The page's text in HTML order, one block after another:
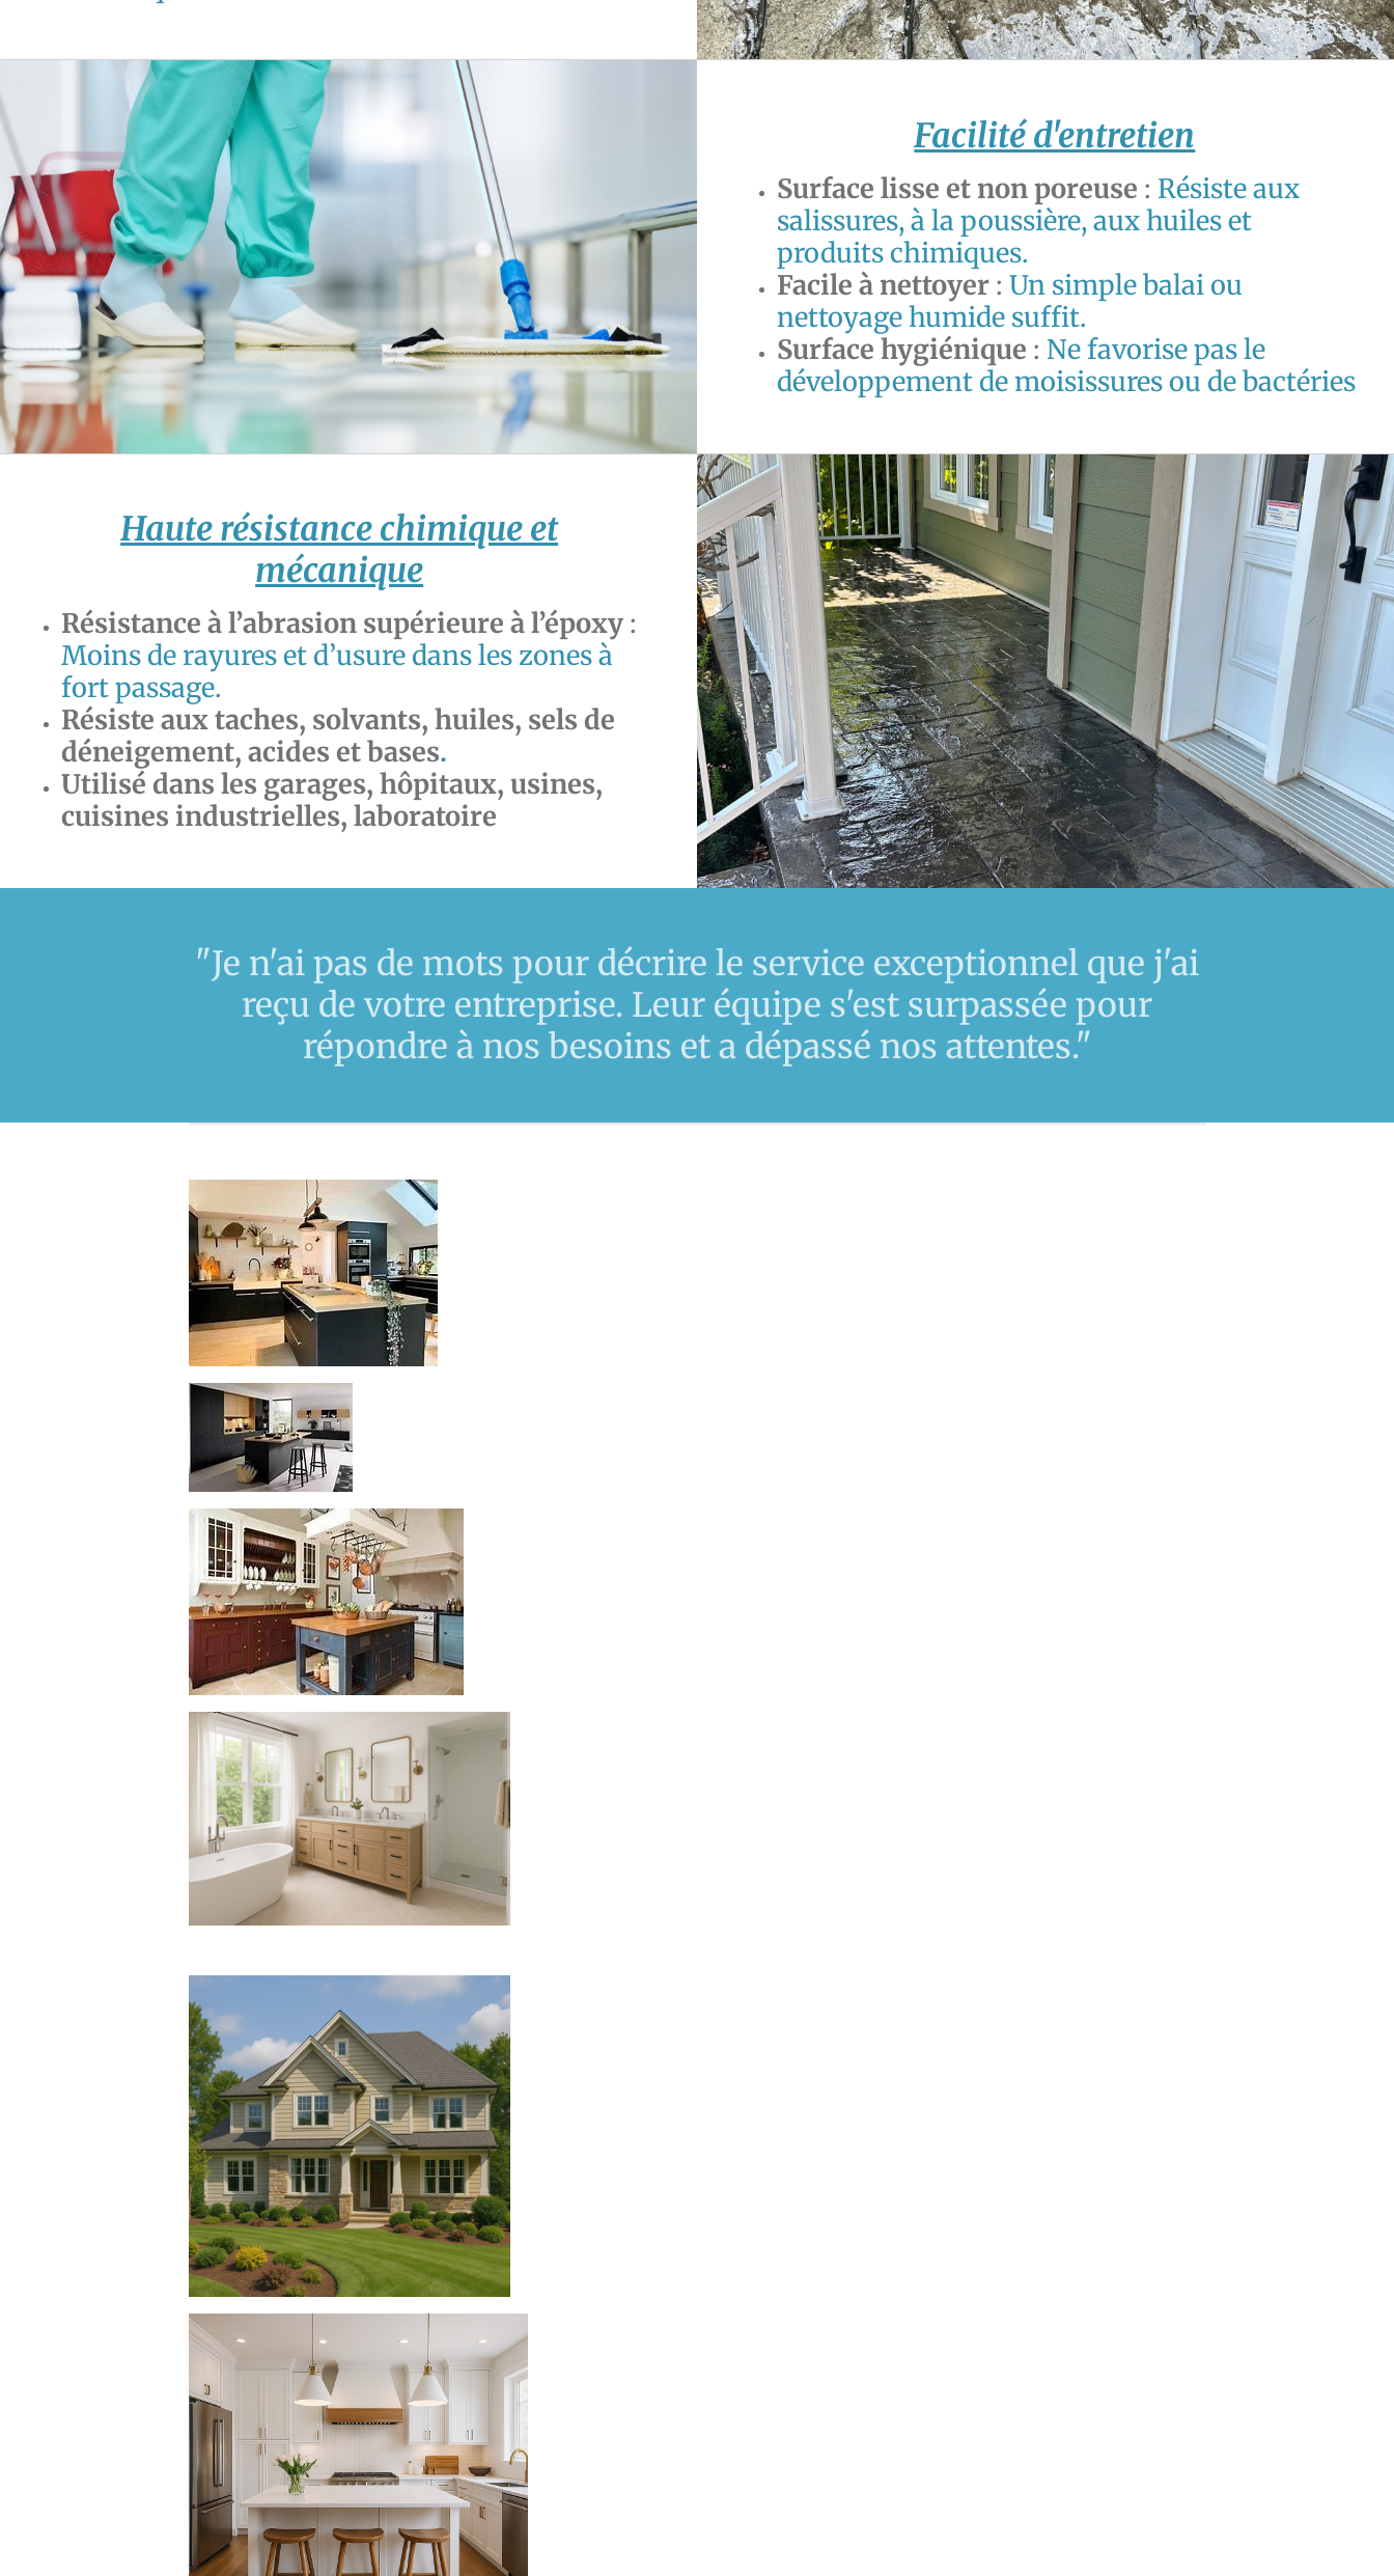
Facilité d'entretien
Surface lisse et non poreuse : Résiste aux
salissures, à la poussière, aux huiles et
produits chimiques.
Facile à nettoyer: Un simple balai ou
nettoyage humide suffit.
Surface hygiénique : Ne favorise pas le
développement de moisissures ou de bactéries
Haute résistance chimique et
mécanique
Résistance à l’abrasion supérieure à l’époxy :
Moins de rayures et d’usure dans les zones à
fort passage.
Résiste aux taches, solvants, huiles, sels de
déneigement, acides et bases.
Utilisé dans les garages, hôpitaux, usines,
cuisines industrielles, laboratoire
"Je n'ai pas de mots pour décrire le service exceptionnel que j'ai
reçu de votre entreprise. Leur équipe s'est surpassée pour
répondre à nos besoins et a dépassé nos attentes."